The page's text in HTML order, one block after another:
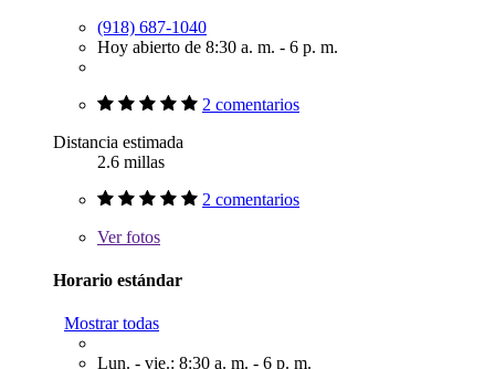
(918) 687-1040
Hoy abierto de 8:30 a. m. - 6 p. m.
2 comentarios
Distancia estimada
2.6 millas
2 comentarios
Verfotos
Horario estándar
Mostrar todas
Lun. - vie.: 8:30 a. m. - 6 p. m.